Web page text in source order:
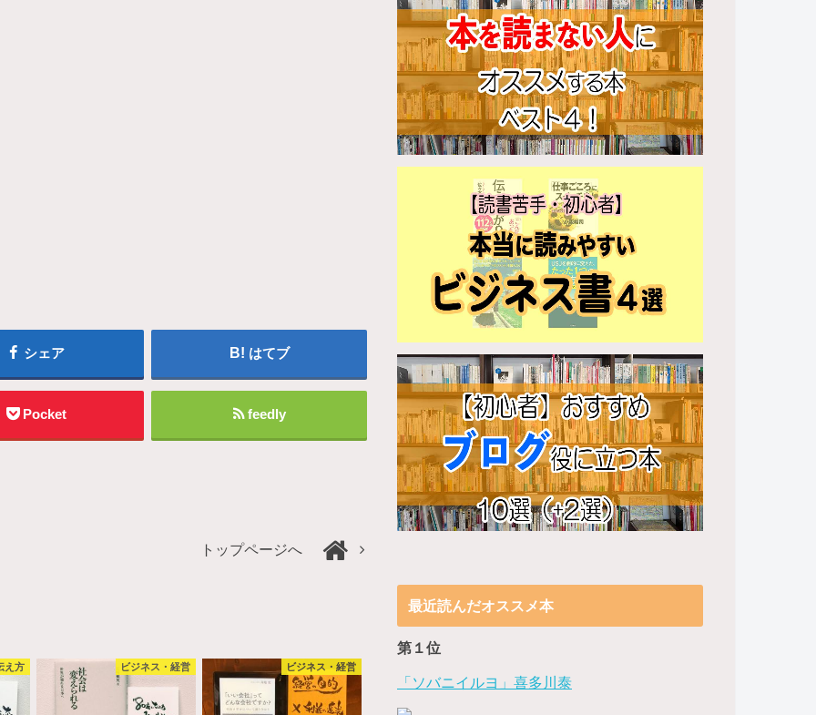
シェア はてブ
Pocket feedly
トップページへ
え方 ビジネス・経営 ビジネス・経営
最近読んだオススメ本
第１位
「ソバニイルヨ」喜多川泰